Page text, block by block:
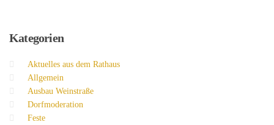
Kategorien
Aktuelles aus dem Rathaus
Allgemein
Ausbau Weinstraße
Dorfmoderation
Feste